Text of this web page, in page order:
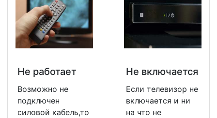
Не работает
Возможно не
подключен
силовой кабель,то
Не включается
Если телевизор не
включается и ни
на что не